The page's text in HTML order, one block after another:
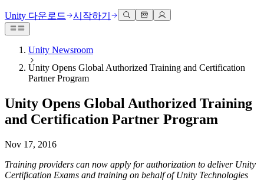
Unity 엔진
모든 플랫폼 위한 2D 및 3D 게임 제작
협업
팀과 함께 신속한 협업과 반복 작업을 수행하세요.
Unity 다운로드
플랜 및 가격
멀티플랫폼
Unity가 지원하는 25개 이상의 플랫폼을 살펴보세요.
3D 협업
실시간 3D 프로젝트 빌드 및 검토
몰입형 교육
몰입도 높은 환경 제작
고객 경험
인터랙티브 3D 경험 제작
제조업
운영 우수성 확보
기술 자료
공식 유저. '광고 지면'의 타겟 고객 매뉴얼 및 API 레퍼런스
개발자 툴
릴리스 버전 및 이슈 트래커
로드맵
용어집
기술 용어 라이브러리
토론
토론, 문제 해결, 소통
이벤트
글로벌 이벤트 및 현지 이벤트
커뮤니티 사례
Unity 크리에이터 소개
Livestreams
Unity Learn
무료로 Unity 기술 마스터
전문 교육
Unity 강사와 함께 팀의 역량을 강화하세요
Unity 처음 사용하시나요
시작하기
Unity 필수 학습 길잡이
Unity 사용이 처음이신가요? 여정 시작하기
도움 받기
성공을 위한 Unity
Success 플랜
전문가 지원을 통해 더 빠르게 목표 도달률 달성
일반적인 질문에 대한 답변
문의하기
유니티 팀과 소통하기
Unity 다운로드 시작하기
Unity Newsroom
Unity Opens Global Authorized Training and Certification
Partner Program
Unity Opens Global Authorized Training
and Certification Partner Program
Nov 17, 2016
Training providers can now apply for authorization to deliver Unity
Certification Exams and training on behalf of Unity Technologies